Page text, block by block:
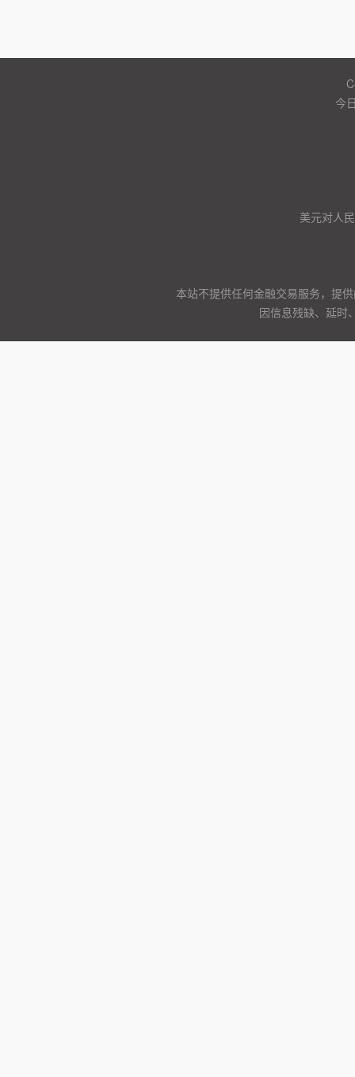
今
美元对人
本站不提供任何金融交易服务，提
因信息残缺、延时